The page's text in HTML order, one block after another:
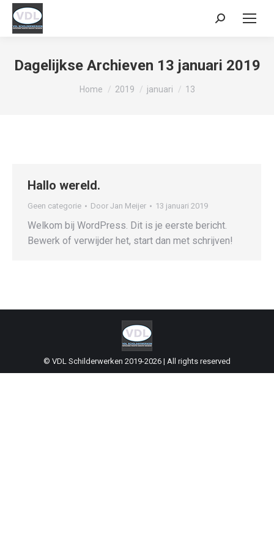
Zoeken:
Dagelijkse Archieven 13 januari 2019
Je bent hier:
Home 2019 januari 13
Hallo wereld.
Geen categorie Door Jan Meijer 13 januari 2019
Welkom bij WordPress. Dit is je eerste bericht.
Bewerk of verwijder het, start dan met schrijven!
© VDL Schilderwerken 2019-2026 | All rights reserved